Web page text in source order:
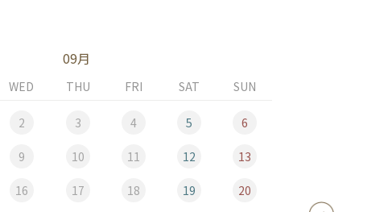
09月
WED THU FRI SAT SUN
2 3 4 5 6
9 10 11 12 13
16 17 18 19 20